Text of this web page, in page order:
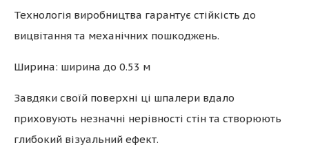
Технологія виробництва гарантує стійкість до
вицвітання та механічних пошкоджень.
Ширина: ширина до 0.53 м
Завдяки своїй поверхні ці шпалери вдало
приховують незначні нерівності стін та створюють
глибокий візуальний ефект.